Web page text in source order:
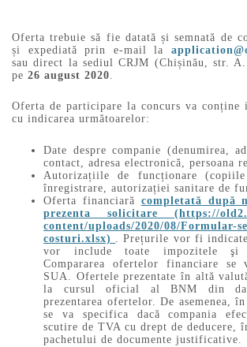
Oferta trebuie să fie datată și semnată de
și expediată prin e-mail la
sau direct la sediul CRJM (Chișinău, str.
pe 26 august 2020
Oferta de participare la concurs va conține
cu indicarea următoarelor:
Date despre companie (denumirea,
contact, adresa electronică, persoana
Autorizațiile de funcționare
înregistrare, autorizației sanitare de
Oferta financiară completată după
prezenta solicitare (https://
content/uploads/2020/08/Formular-
costuri.xlsx) . Prețurile vor fi
vor include toate impozitele şi
Compararea ofertelor financiare
SUA. Ofertele prezentate în altă
la cursul oficial al BNM din
prezentarea ofertelor. De asemenea,
se va specifica dacă compania
scutire de TVA cu drept de deducere,
pachetului de documente justificative.